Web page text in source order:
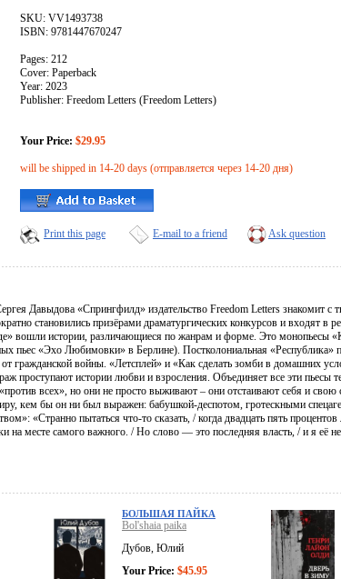
SKU: VV1493738
ISBN: 9781447670247
Pages: 212
Cover: Paperback
Year: 2023
Publisher: Freedom Letters (Freedom Letters)
Your Price: $29.95
will be shipped in 14-20 days (отправляется через 14-20 дня)
Print this page E-mail to a friend Ask question
Давыдова «Спрингфилд» издательство Freedom Letters знакомит с
становились призёрами драматургических конкурсов и входят в
вошли истории, различающиеся по жанрам и форме. Это монопьесы
пьес «Эхо Любимовки» в Берлине). Постколониальная «Республика»
гражданской войны. «Летсплей» и «Как сделать зомби в домашних
проступают истории любви и взросления. Объединяет все эти пьесы
всех», но они не просто выживают – они отстаивают себя и свою
кем бы он ни был выражен: бабушкой-деспотом, гротескными
«Странно пытаться что-то сказать, / когда двадцать пять
на месте самого важного. / Но слово — это последняя власть, / и я её
БОЛЬШАЯ ПАЙКА
Bol'shaia paika
Дубов, Юлий
Your Price: $45.95